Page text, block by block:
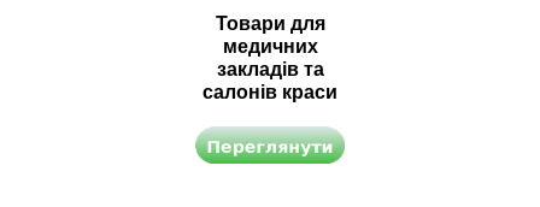
Товари для
медичних
закладів та
салонів краси